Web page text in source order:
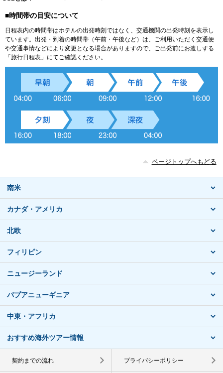
■時間帯の目安について
日程表内の時間帯はホテルの出発時刻ではなく、交通機関の出発時刻を表示し
ています。出発・到着の時間帯（午前・午後など）は、ご利用いただく交通便
や交通事情などにより変更となる場合がありますので、ご出発前にお渡しする
「旅行日程表」にてご確認ください。
ページトップへもどる
南米
カナダ・アメリカ
北欧
フィリピン
ニュージーランド
パプアニューギニア
中東・アフリカ
おすすめ海外ツアー情報
契約までの流れ プライバシーポリシー